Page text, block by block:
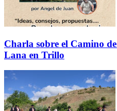
Charla sobre el Camino
Lana en Trillo